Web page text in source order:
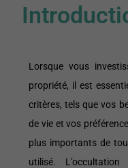
Lorsque vous
propriété, il est
critères, tels que vos
de vie et vos
plus importants de
utilisé.